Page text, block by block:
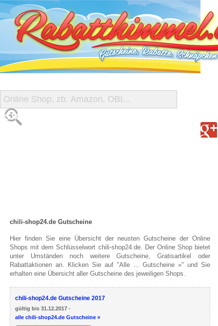
START
chili-shop24.de Gutscheine
Hier finden Sie eine Übersicht der neusten Gutscheine der Online
Shops mit dem Schlüsselwort chili-shop24.de. Der Online Shop bietet
unter Umständen noch weitere Gutscheine, Gratisartikel oder
Rabattaktionen an. Klicken Sie auf "Alle ... Gutscheine »" und Sie
erhalten eine Übersicht aller Gutscheine des jeweiligen Shops.
chili-shop24.de Gutscheine 2017
gültig bis 31.12.2017 -
alle chili-shop24.de Gutscheine »